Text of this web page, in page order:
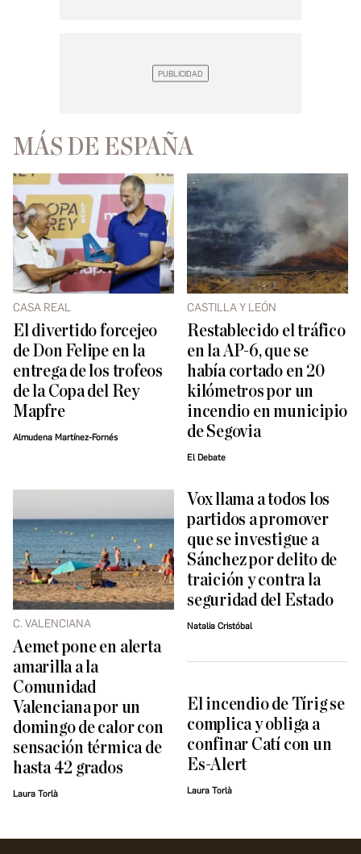
MÁS DE ESPAÑA
CASA REAL
El divertido forcejeo
de Don Felipe en la
entrega de los trofeos
de la Copa del Rey
Mapfre
Almudena Martínez-Fornés
CASTILLA Y LEÓN
Restablecido el tráfico
en la AP-6, que se
había cortado en 20
kilómetros por un
incendio en municipio
de Segovia
El Debate
C. VALENCIANA
Aemet pone en alerta
amarilla a la
Comunidad
Valenciana por un
domingo de calor con
sensación térmica de
hasta 42 grados
Laura Torlà
Vox llama a todos los
partidos a promover
que se investigue a
Sánchez por delito de
traición y contra la
seguridad del Estado
Natalia Cristóbal
El incendio de Tírig se
complica y obliga a
confinar Catí con un
Es-Alert
Laura Torlà